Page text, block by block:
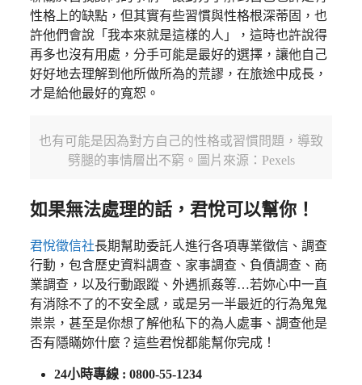
性格上的缺點，但其實有些習慣與性格根深蒂固，也
許他們會說「我本來就是這樣的人」，這時也許說得
再多也沒有用處，分手可能是最好的選擇，讓他自己
好好地去理解到他所做所為的荒謬，在旅途中成長，
才是給他最好的寬恕。
也有可能是因為對方自己的性格或習慣問題，導致
劈腿的事情層出不窮。圖片來源：Pexels
如果無法處理的話，君悅可以幫你！
君悅徵信社長期幫助委託人進行各項專業徵信、調查
行動，包含歷史資料調查、家事調查、負債調查、商
業調查，以及行動跟蹤、外遇抓姦等…若妳心中一直
有消除不了的不安全感，或是另一半最近的行為鬼鬼
祟祟，甚至是你想了解他私下的為人處事、調查他是
否有隱瞞妳什麼？這些君悅都能幫你完成！
24小時專線 : 0800-55-1234